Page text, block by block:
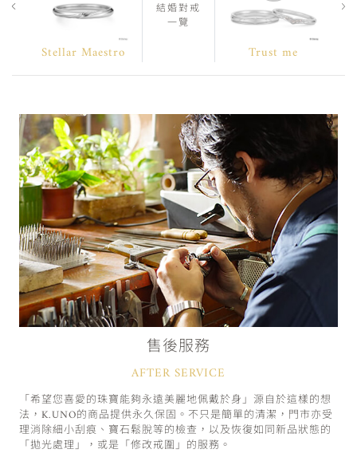
Stellar Maestro
結婚對戒
一覽
Trust me
售後服務
AFTER SERVICE
「希望您喜愛的珠寶能夠永遠美麗地佩戴於身」源自於這樣的想
法，K.UNO的商品提供永久保固。不只是簡單的清潔，門市亦受
理消除細小刮痕、寶石鬆脫等的檢查，以及恢復如同新品狀態的
「拋光處理」，或是「修改戒圍」的服務。